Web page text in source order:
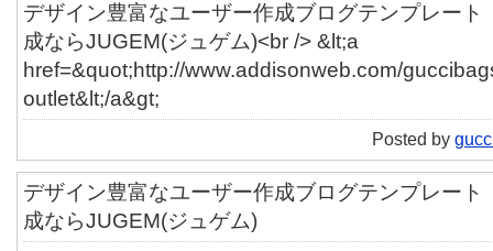
デザイン豊富なユーザー作成ブログテンプレート
成ならJUGEM(ジュゲム)<br /> &lt;a
href=&quot;http://www.addisonweb.com/
outlet&lt;/a&gt;
Posted by
デザイン豊富なユーザー作成ブログテンプレート
成ならJUGEM(ジュゲム)